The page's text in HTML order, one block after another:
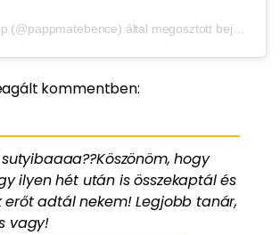
Máté Bence Papp (@pappmatebence) által megosztott bejegyzés
kommentben:
hogy
ilyen hét után is összekaptál és
erőt adtál nekem! Legjobb tanár,
vagy!